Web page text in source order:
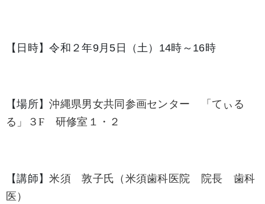
【日時】令和２年9月5日（土）14時～16時
【場所】沖縄県男女共同参画センター 「てぃる
る」３F 研修室１・２
【講師】米須 敦子氏（米須歯科医院 院長 歯科
医）